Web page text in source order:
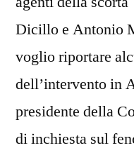
Dicillo e Antonio
voglio riportare
dell’intervento in
presidente della
di inchiesta sul